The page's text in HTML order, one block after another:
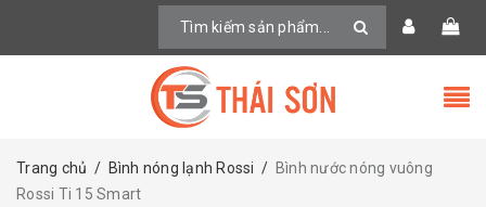
Trang chủ / Bình nóng lạnh Rossi / Bình nước nóng vuông
Rossi Ti 15 Smart